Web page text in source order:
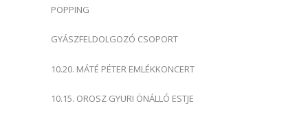
POPPING
GYÁSZFELDOLGOZÓ CSOPORT
10.20. MÁTÉ PÉTER EMLÉKKONCERT
10.15. OROSZ GYURI ÖNÁLLÓ ESTJE